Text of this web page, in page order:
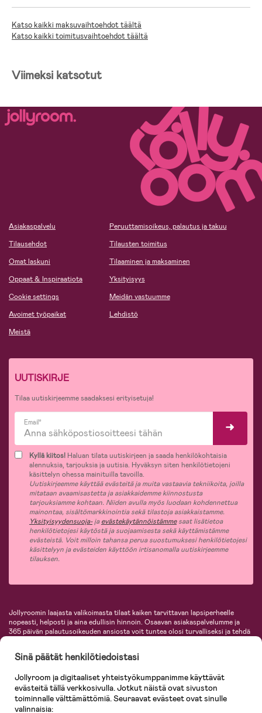
Katso kaikki maksuvaihtoehdot täältä
Katso kaikki toimitusvaihtoehdot täältä
Viimeksi katsotut
Asiakaspalvelu
Tilausehdot
Omat laskuni
Oppaat & Inspiraatiota
Cookie settings
Avoimet työpaikat
Meistä
Peruuttamisoikeus, palautus ja takuu
Tilausten toimitus
Tilaaminen ja maksaminen
Yksityisyys
Meidän vastuumme
Lehdistö
UUTISKIRJE
Tilaa uutiskirjeemme saadaksesi erityisetuja!
Email*
Kyllä kiitos! Haluan tilata uutiskirjeen ja saada henkilökohtaisia
alennuksia, tarjouksia ja uutisia. Hyväksyn siten henkilötietojeni
käsittelyn ohessa mainituilla tavoilla.
Uutiskirjeemme käyttää evästeitä ja muita vastaavia tekniikoita, joilla
mitataan avaamisastetta ja asiakkaidemme kiinnostusta
tarjouksiamme kohtaan. Niiden avulla myös luodaan kohdennettua
mainontaa, sisältömarkkinointia sekä tilastoja asiakkaistamme.
Yksityisyydensuoja-jaevästekäytännöistämmesaat lisätietoa
henkilötietojesi käytöstä ja suojaamisesta sekä käyttämistämme
evästeistä. Voit milloin tahansa perua suostumuksesi henkilötietojesi
käsittelyyn ja evästeiden käyttöön irtisanomalla uutiskirjeemme
tilauksen.
Jollyroomin laajasta valikoimasta tilaat kaiken tarvittavan lapsiperheelle
nopeasti, helposti ja aina edullisin hinnoin. Osaavan asiakaspalvelumme ja
365 päivän palautusoikeuden ansiosta voit tuntea olosi turvalliseksi ja tehdä
lastentarvikkeita sekä paljon muuta. Meiltä löydät lukuisia tunnettuja
KidKraft, Ergobaby, Philips Avent, Neonate, Cybex, LEGO ja monia muita!
Tervetuloa shoppailemaan Pohjoismaiden suurimpaan lastentarvikkeiden
verkkokauppaan!
Sinä päätät henkilötiedoistasi
Jollyroom ja digitaaliset yhteistyökumppanimme käyttävät
evästeitä tällä verkkosivulla. Jotkut näistä ovat sivuston
toiminnalle välttämättömiä. Seuraavat evästeet ovat sinulle
valinnaisia: